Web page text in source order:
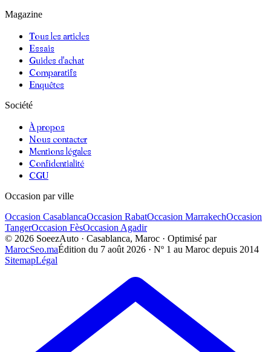
Magazine
Tous les articles
Essais
Guides d'achat
Comparatifs
Enquêtes
Société
À propos
Nous contacter
Mentions légales
Confidentialité
CGU
Occasion par ville
Occasion CasablancaOccasion RabatOccasion MarrakechOccasion
TangerOccasion FèsOccasion Agadir
© 2026 SoeezAuto · Casablanca, Maroc · Optimisé par
MarocSeo.maÉdition du 7 août 2026 · Nº 1 au Maroc depuis 2014
SitemapLégal